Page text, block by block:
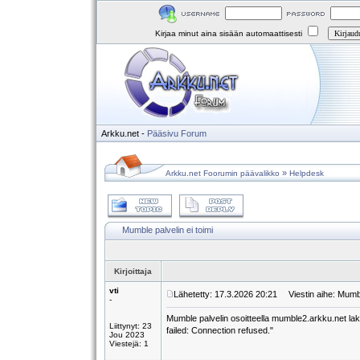
Kirjaa minut aina sisään automaattisesti
Arkku.net - Pääsivu Forum
Arkku.net Foorumin päävalikko » Helpdesk
Mumble palvelin ei toimi
Kirjoittaja
vti
-
Liittynyt: 23
Jou 2023
Viestejä: 1
Lähetetty: 17.3.2026 20:21 Viestin aihe:
Mumble palvelin osoitteella mumble2.arkku.net
failed: Connection refused."